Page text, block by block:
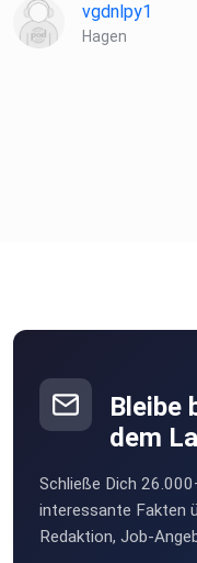
vgdnlpy1
Hagen
Bleibe
dem
Schließe Dich
interessante Fakten
Redaktion, Job-